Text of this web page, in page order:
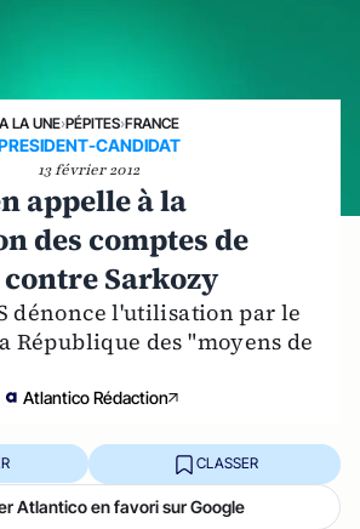
A LA UNE›PÉPITES›FRANCE
CANDIDAT
13 février 2012
appelle à la
des comptes de
Sarkozy
dénonce l'utilisation par le
République des "moyens de
Atlantico Rédaction
CLASSER
Atlantico en favori sur Google